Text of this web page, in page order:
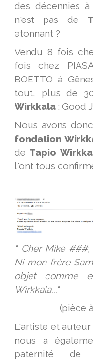
des décennies à
n'est pas de
etonnant ?
Vendu 8 fois
fois chez
BOETTO à
tout, plus de
Wirkkala : Good
Nous avons
fondation
de Tapio
l'ont tous
" Cher Mike
Ni mon frère
objet comme
Wirkkala..."
(pièce
L'artiste et
nous a
paternité de